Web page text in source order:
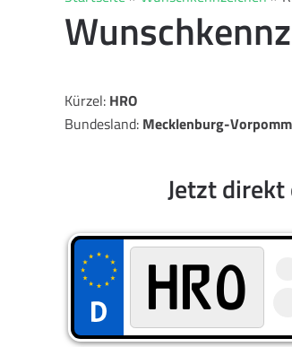
Kürzel: HRO
Bundesland: Mecklenburg-
Jetzt